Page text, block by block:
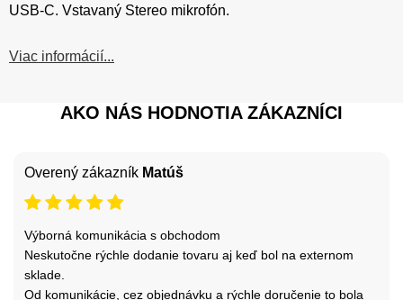
USB-C. Vstavaný Stereo mikrofón.
Viac informácií...
AKO NÁS HODNOTIA ZÁKAZNÍCI
Overený zákazník Matúš
Výborná komunikácia s obchodom
Neskutočne rýchle dodanie tovaru aj keď bol na externom
sklade.
Od komunikácie, cez objednávku a rýchle doručenie to bola